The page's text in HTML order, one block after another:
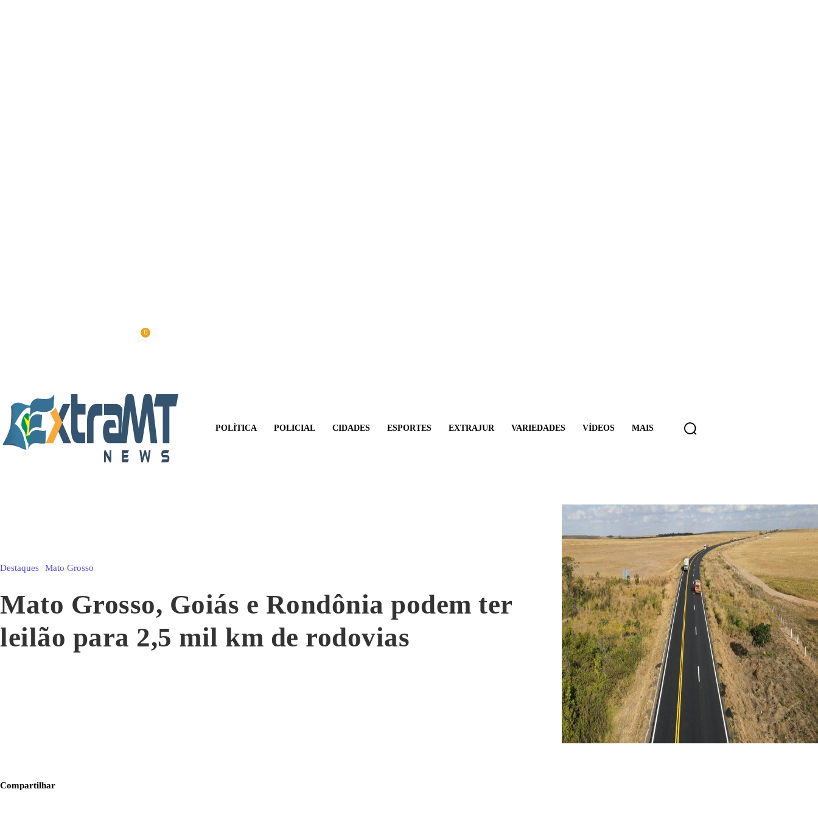
0
POLÍTICA POLICIAL CIDADES ESPORTES EXTRAJUR VARIEDADES VÍDEOS MAIS
Destaques Mato Grosso
Mato Grosso, Goiás e Rondônia podem ter
leilão para 2,5 mil km de rodovias
Compartilhar